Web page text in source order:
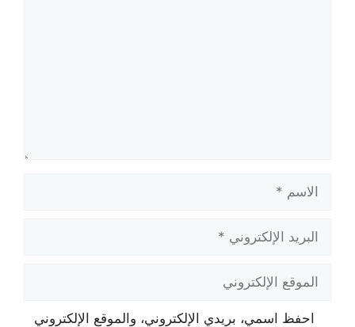
الإلكتروني
الإلكتروني
احفظ اسمي، بريدي الإلكتروني، والموقع الإلكتروني